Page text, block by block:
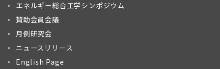
エネルギー総合工学シンポジウム
賛助会員会議
月例研究会
ニュースリリース
English Page